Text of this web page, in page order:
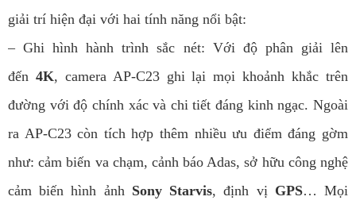
giải trí hiện đại với hai tính năng nổi bật:
– Ghi hình hành trình sắc nét: Với độ phân giải lên
đến 4K, camera AP-C23 ghi lại mọi khoảnh khắc trên
đường với độ chính xác và chi tiết đáng kinh ngạc. Ngoài
ra AP-C23 còn tích hợp thêm nhiều ưu điểm đáng gờm
như: cảm biến va chạm, cảnh báo Adas, sở hữu công nghệ
cảm biến hình ảnh Sony Starvis, định vị GPS… Mọi